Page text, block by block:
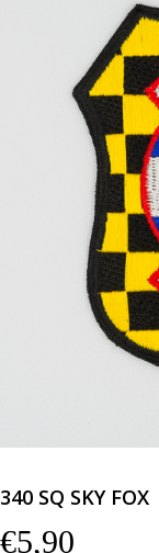
340 SQ SKY FOX
€5,90